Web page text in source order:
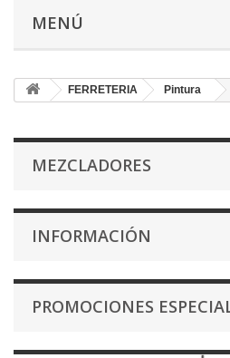
MENÚ
FERRETERIA Pintura
MEZCLADORES
INFORMACIÓN
PROMOCIONES